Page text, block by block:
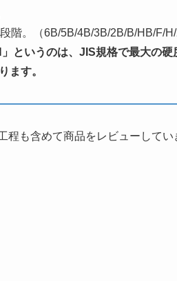
階。（6B/5B/4B/3B/2B/B/HB/F/
というのは、JIS規格で最大の
ます。
程も含めて商品をレビューして